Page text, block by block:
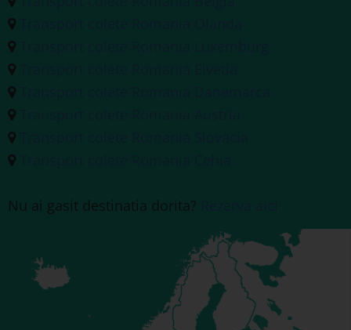
Nu ai gasit destinatia dorita?